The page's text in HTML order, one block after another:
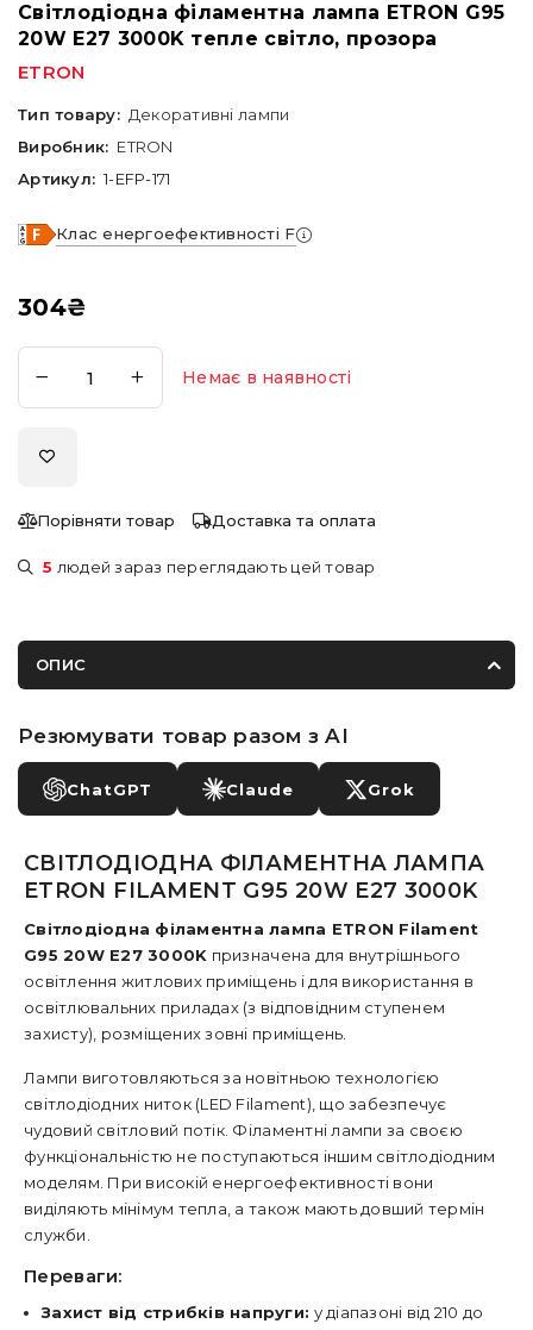
Світлодіодна філаментна лампа ETRON G95
20W E27 3000K тепле світло, прозора
ETRON
Тип товару: Декоративні лампи
Виробник: ETRON
Артикул: 1-EFP-171
Клас енергоефективності F
304₴
Немає в наявності
Порівняти товар Доставка та оплата
5 людей зараз переглядають цей товар
ОПИС
Резюмувати товар разом з AI
ChatGPT Claude Grok
СВІТЛОДІОДНА ФІЛАМЕНТНА ЛАМПА
ETRON FILAMENT G95 20W E27 3000K
Світлодіодна філаментна лампа ETRON Filament
G95 20W E27 3000K призначена для внутрішнього
освітлення житлових приміщень і для використання в
освітлювальних приладах (з відповідним ступенем
захисту), розміщених зовні приміщень.
Лампи виготовляються за новітньою технологією
світлодіодних ниток (LED Filament), що забезпечує
чудовий світловий потік. Філаментні лампи за своєю
функціональністю не поступаються іншим світлодіодним
моделям. При високій енергоефективності вони
виділяють мінімум тепла, а також мають довший термін
служби.
Переваги:
Захист від стрибків напруги: у діапазоні від 210 до